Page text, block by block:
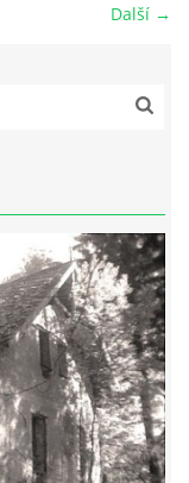
Další →